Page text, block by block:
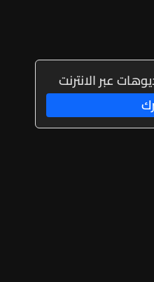
عبر الانترنت